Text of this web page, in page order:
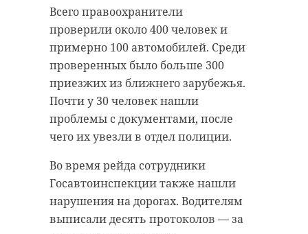
Всего правоохранители
проверили около 400 человек и
примерно 100 автомобилей. Среди
проверенных было больше 300
приезжих из ближнего зарубежья.
Почти у 30 человек нашли
проблемы с документами, после
чего их увезли в отдел полиции.
Во время рейда сотрудники
Госавтоинспекции также нашли
нарушения на дорогах. Водителям
выписали десять протоколов — за